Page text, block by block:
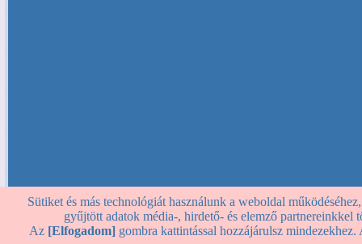
Sütiket és más technológiát használunk a weboldal
gyűjtött adatok média-, hirdető- és elemző partnereinkkel
Az [Elfogadom] gombra kattintással hozzájárulsz